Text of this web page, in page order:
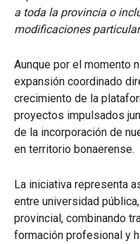
a toda la provincia o
modificaciones
Aunque por el momento
expansión coordinado
crecimiento de la
proyectos impulsados
de la incorporación de
en territorio bonaerense.
La iniciativa representa
entre universidad
provincial, combinando
formación profesional y